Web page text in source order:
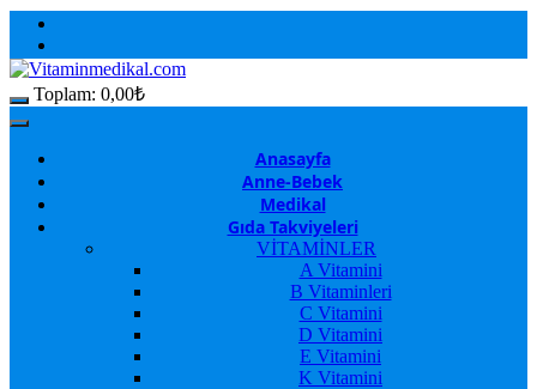
Toplam: 0,00₺
Anasayfa
Anne-Bebek
Medikal
Gıda Takviyeleri
VİTAMİNLER
A Vitamini
B Vitaminleri
C Vitamini
D Vitamini
E Vitamini
K Vitamini